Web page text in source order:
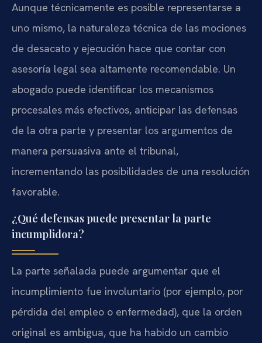
Aunque técnicamente es posible representarse a
uno mismo, la naturaleza técnica de las mociones
de desacato y ejecución hace que contar con
asesoría legal sea altamente recomendable. Un
abogado puede identificar los mecanismos
procesales más efectivos, anticipar las defensas
de la otra parte y presentar los argumentos de
manera persuasiva ante el tribunal,
incrementando las posibilidades de una resolución
favorable.
¿Qué defensas puede presentar la parte
incumplidora?
La parte señalada puede argumentar que el
incumplimiento fue involuntario (por ejemplo, por
pérdida del empleo o enfermedad), que la orden
original es ambigua, que ha habido un cambio